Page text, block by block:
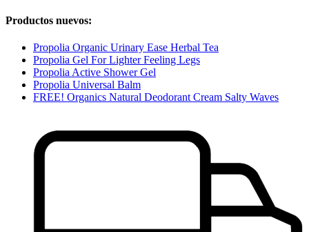
Productos nuevos:
Propolia Organic Urinary Ease Herbal Tea
Propolia Gel For Lighter Feeling Legs
Propolia Active Shower Gel
Propolia Universal Balm
FREE! Organics Natural Deodorant Cream Salty Waves